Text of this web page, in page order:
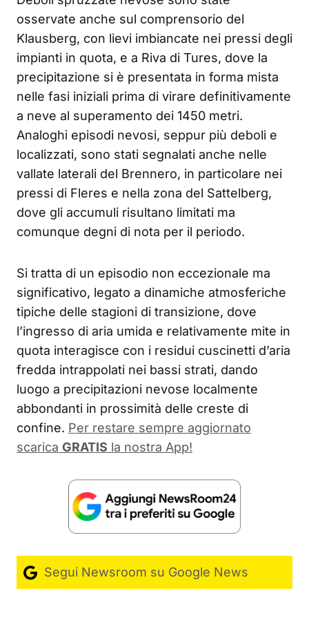
osservate anche sul comprensorio del
Klausberg, con lievi imbiancate nei pressi degli
impianti in quota, e a Riva di Tures, dove la
precipitazione si è presentata in forma mista
nelle fasi iniziali prima di virare definitivamente
a neve al superamento dei 1450 metri.
Analoghi episodi nevosi, seppur più deboli e
localizzati, sono stati segnalati anche nelle
vallate laterali del Brennero, in particolare nei
pressi di Fleres e nella zona del Sattelberg,
dove gli accumuli risultano limitati ma
comunque degni di nota per il periodo.
Si tratta di un episodio non eccezionale ma
significativo, legato a dinamiche atmosferiche
tipiche delle stagioni di transizione, dove
l’ingresso di aria umida e relativamente mite in
quota interagisce con i residui cuscinetti d’aria
fredda intrappolati nei bassi strati, dando
luogo a precipitazioni nevose localmente
abbondanti in prossimità delle creste di
confine. Per restare sempre aggiornato
scarica GRATIS la nostra App!
Segui Newsroom su Google News